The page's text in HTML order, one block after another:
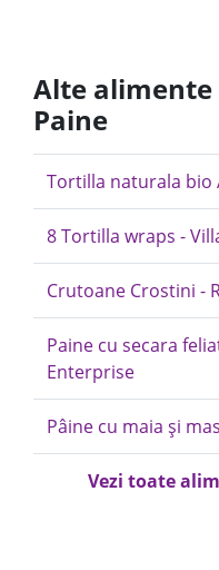
Alte
Paine
Tortilla naturala bio
8 Tortilla wraps -
Crutoane Crostini -
Paine cu secara
Enterprise
Pâine cu maia și
Vezi toate